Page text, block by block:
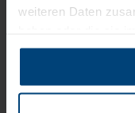
weiteren Daten
gesammelt haben.